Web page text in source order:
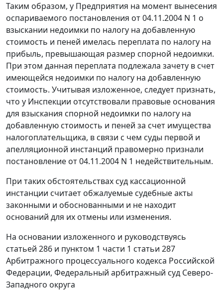
Таким образом, у Предприятия на момент вынесения
оспариваемого постановления от 04.11.2004 N 1 о
взыскании недоимки по налогу на добавленную
стоимость и пеней имелась переплата по налогу на
прибыль, превышающая размер спорной недоимки.
При этом данная переплата подлежала зачету в счет
имеющейся недоимки по налогу на добавленную
стоимость. Учитывая изложенное, следует признать,
что у Инспекции отсутствовали правовые основания
для взыскания спорной недоимки по налогу на
добавленную стоимость и пеней за счет имущества
налогоплательщика, в связи с чем суды первой и
апелляционной инстанций правомерно признали
постановление от 04.11.2004 N 1 недействительным.
При таких обстоятельствах суд кассационной
инстанции считает обжалуемые судебные акты
законными и обоснованными и не находит
оснований для их отмены или изменения.
На основании изложенного и руководствуясь
статьей 286 и пунктом 1 части 1 статьи 287
Арбитражного процессуального кодекса Российской
Федерации, Федеральный арбитражный суд Северо-
Западного округа